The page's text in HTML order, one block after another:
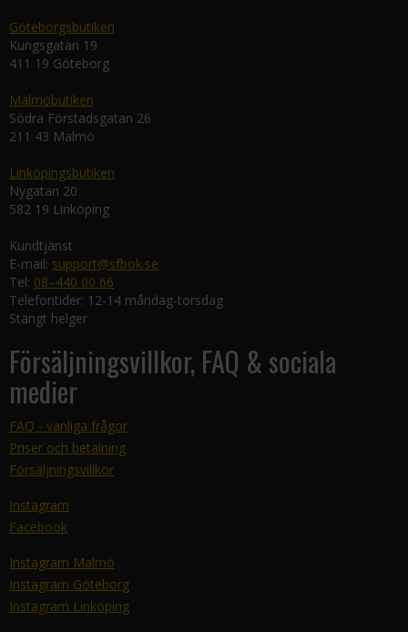
Göteborgsbutiken
Kungsgatan 19
411 19 Göteborg
Malmöbutiken
Södra Förstadsgatan 26
211 43 Malmö
Linköpingsbutiken
Nygatan 20
582 19 Linköping
Kundtjänst
E-mail: support@sfbok.se
Tel: 08–440 00 66
Telefontider: 12-14 måndag-torsdag
Stängt helger
Försäljningsvillkor, FAQ & sociala
medier
FAQ - vanliga frågor
Priser och betalning
Försäljningsvillkor
Instagram
Facebook
Instagram Malmö
Instagram Göteborg
Instagram Linköping